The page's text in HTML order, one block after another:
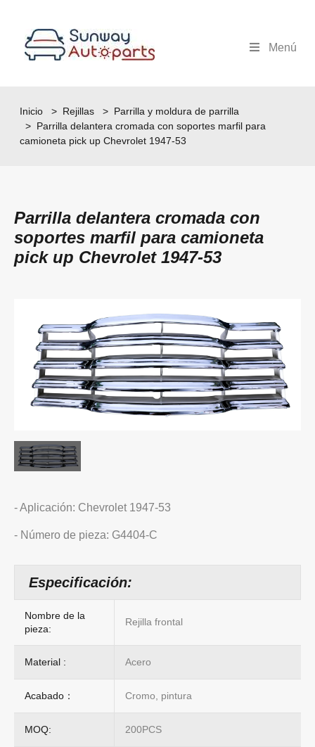
Menú
Inicio >Rejillas >Parrilla y moldura de parrilla
> Parrilla delantera cromada con soportes marfil para
camioneta pick up Chevrolet 1947-53
Parrilla delantera cromada con
soportes marfil para camioneta
pick up Chevrolet 1947-53
- Aplicación: Chevrolet 1947-53
- Número de pieza: G4404-C
Especificación:
Nombre de la
pieza:
Rejilla frontal
Material : Acero
Acabado： Cromo, pintura
MOQ: 200PCS